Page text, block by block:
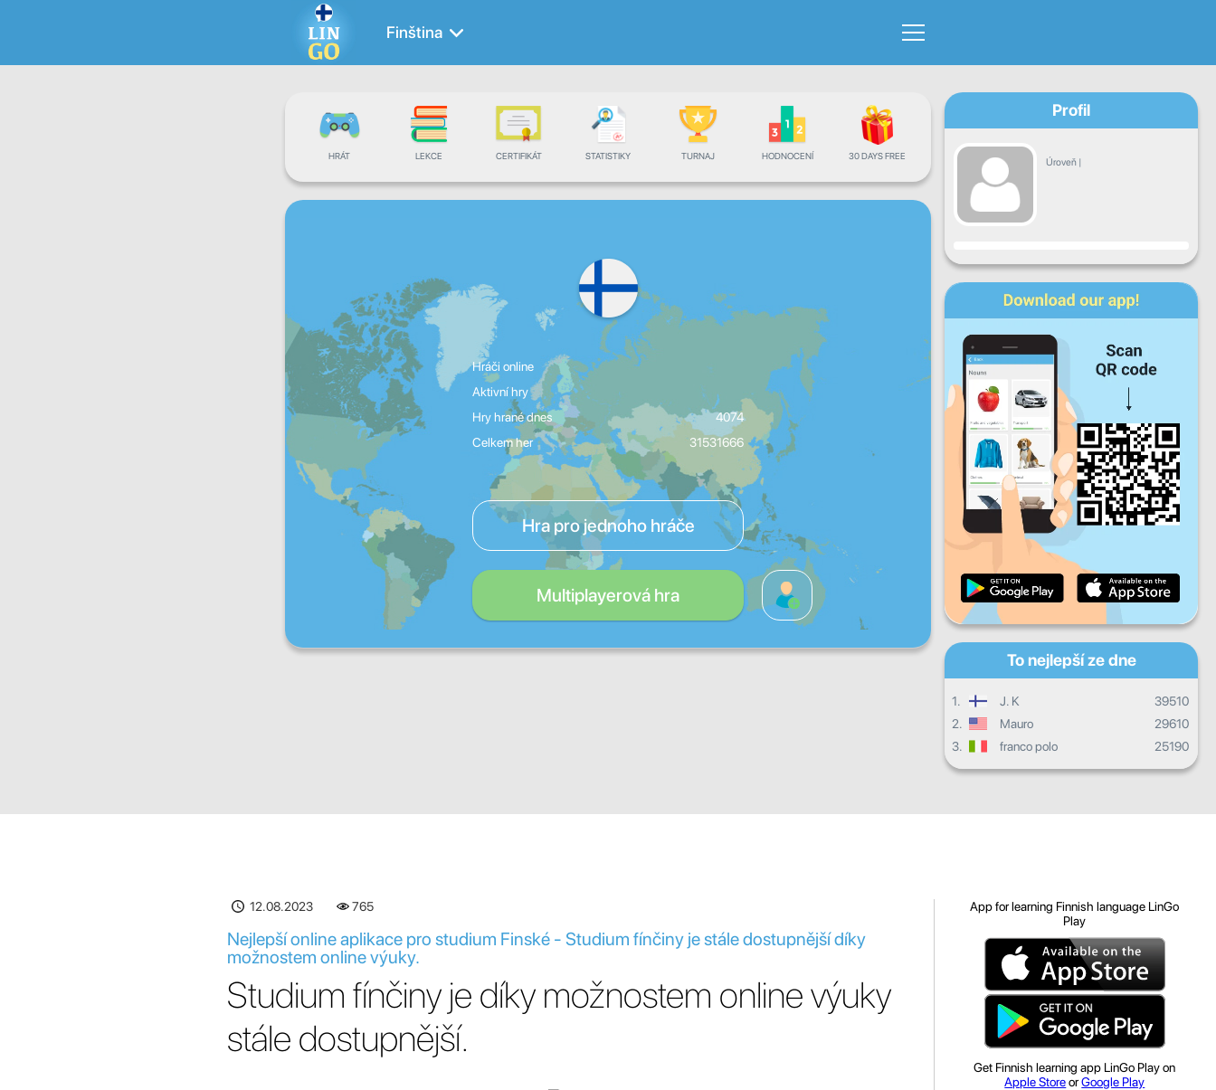
Finština
HRÁT LEKCE CERTIFIKÁT STATISTIKY TURNAJ HODNOCENÍ 30 DAYS FREE
Hráči online
Aktivní hry
Hry hrané dnes
4074
Celkem her
31531666
Hra pro jednoho hráče
Multiplayerová hra
Profil
Úroveň |
Pokrok
Po St Čt
So Ne
Denní pokrok
Měsíční pokrok
Celkový postup
To nejlepší ze dne
1. J. K
39510
2.
Mauro
29610
3.
franco polo 25190
12.08.2023 765
Nejlepší online aplikace pro studium Finské - Studium fínčiny je stále dostupnější díky
možnostem online výuky.
Studium fínčiny je díky možnostem online výuky
stále dostupnější.
App for learning Finnish language LinGo
Play
Get Finnish learning app LinGo Play on
Apple StoreorGoogle Play